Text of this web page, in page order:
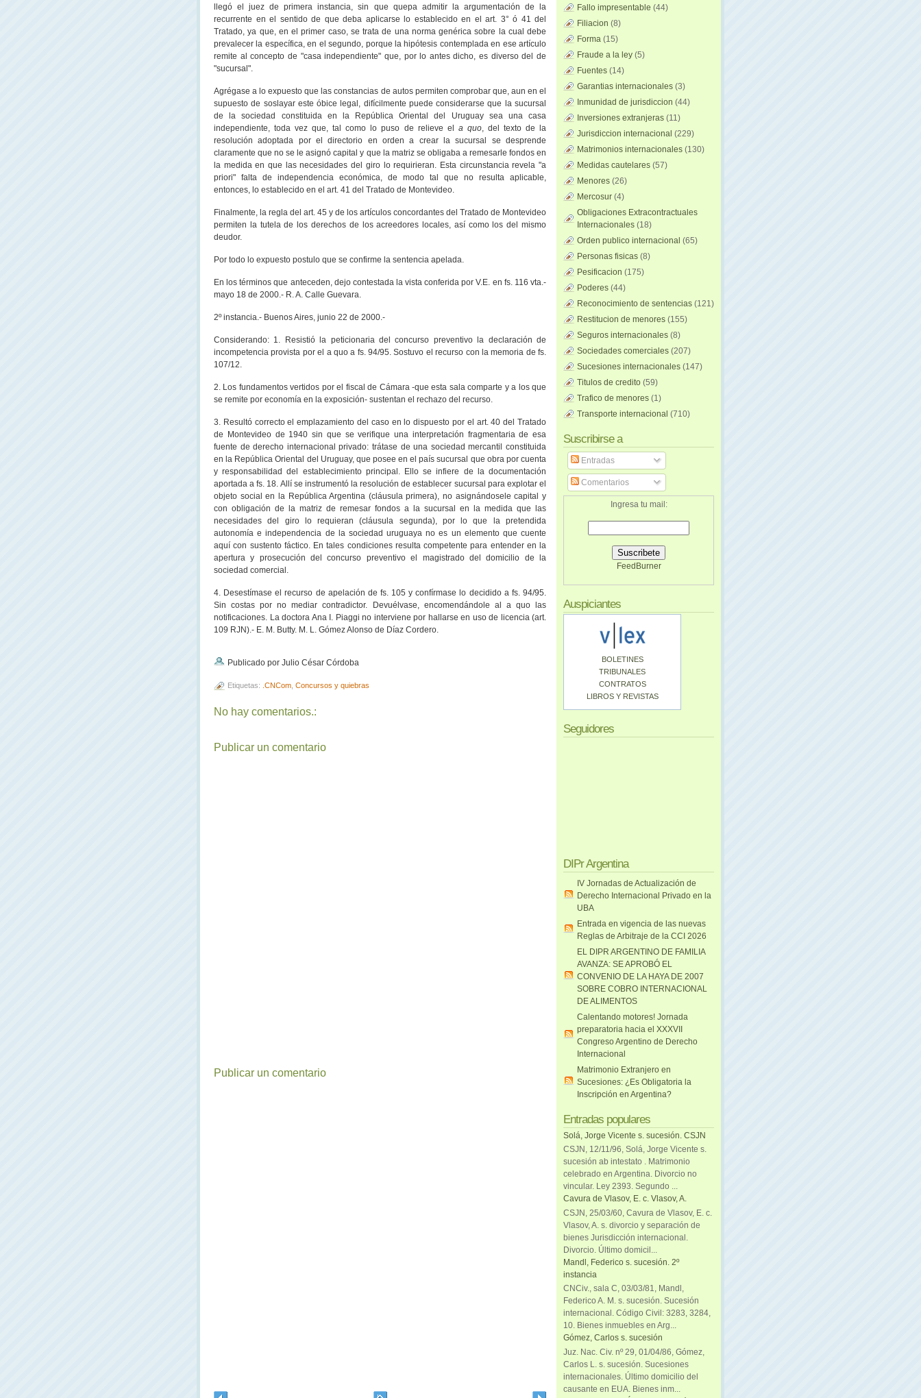
llegó el juez de primera instancia, sin que quepa admitir la argumentación de la
recurrente en el sentido de que deba aplicarse lo establecido en el art. 3° ó 41 del
Tratado, ya que, en el primer caso, se trata de una norma genérica sobre la cual debe
prevalecer la específica, en el segundo, porque la hipótesis contemplada en ese artículo
remite al concepto de "casa independiente" que, por lo antes dicho, es diverso del de
"sucursal".
Agrégase a lo expuesto que las constancias de autos permiten comprobar que, aun en el
supuesto de soslayar este óbice legal, difícilmente puede considerarse que la sucursal
de la sociedad constituida en
la República Oriental
del Uruguay sea una casa
independiente, toda vez que, tal como lo puso de relieve el a quo, del texto de la
resolución adoptada por el directorio en orden a crear la sucursal se desprende
claramente que no se le asignó capital y que la matriz se obligaba a remesarle fondos en
la medida en que las necesidades del giro lo requirieran. Esta circunstancia revela "a
priori" falta de independencia económica, de modo tal que no resulta aplicable,
entonces, lo establecido en el art. 41 del Tratado de Montevideo.
Finalmente, la regla del art. 45 y de los artículos concordantes del Tratado de Montevideo
permiten la tutela de los derechos de los acreedores locales, así como los del mismo
deudor.
Por todo lo expuesto postulo que se confirme la sentencia apelada.
En los términos que anteceden, dejo contestada la vista conferida por V.E. en fs. 116 vta.-
mayo 18 de 2000.- R. A. Calle Guevara.
2º instancia.- Buenos Aires, junio 22 de 2000.-
Considerando: 1. Resistió la peticionaria del concurso preventivo la declaración de
incompetencia provista por el a quo a fs. 94/95. Sostuvo el recurso con la memoria de fs.
107/12.
2. Los fundamentos vertidos por el fiscal de Cámara -que esta sala comparte y a los que
se remite por economía en la exposición- sustentan el rechazo del recurso.
3. Resultó correcto el emplazamiento del caso en lo dispuesto por el art. 40 del Tratado
de Montevideo de 1940 sin que se verifique una interpretación fragmentaria de esa
fuente de derecho internacional privado: trátase de una sociedad mercantil constituida
en la República Oriental del Uruguay, que posee en el país sucursal que obra por cuenta
y responsabilidad del establecimiento principal. Ello se infiere de la documentación
aportada a fs. 18. Allí se instrumentó la resolución de establecer sucursal para explotar el
objeto social en
la República Argentina (cláusula primera), no asignándosele capital y
con obligación de la matriz de remesar fondos a la sucursal en la medida que las
necesidades del giro lo requieran (cláusula segunda), por lo que la pretendida
autonomía e independencia de la sociedad uruguaya no es un elemento que cuente
aquí con sustento fáctico. En tales condiciones resulta competente para entender en la
apertura y prosecución del concurso preventivo el magistrado del domicilio de la
sociedad comercial.
4. Desestímase el recurso de apelación de fs. 105 y confírmase lo decidido a fs. 94/95.
Sin costas por no mediar contradictor. Devuélvase, encomendándole al a quo las
notificaciones. La doctora Ana I. Piaggi no interviene por hallarse en uso de licencia (art.
109 RJN).- E. M. Butty. M. L. Gómez Alonso de Díaz Cordero.
Publicado por Julio César Córdoba
Etiquetas: .CNCom Concursos y quiebras
No hay comentarios.:
Publicar un comentario
Publicar un comentario
Fallo impresentable (44)
Filiacion (8)
Forma (15)
Fraude a la ley (5)
Fuentes (14)
Garantias internacionales (3)
Inmunidad de jurisdiccion (44)
Inversiones extranjeras (11)
Jurisdiccion internacional (229)
Matrimonios internacionales (130)
Medidas cautelares (57)
Menores (26)
Mercosur (4)
Obligaciones Extracontractuales
Internacionales (18)
Orden publico internacional (65)
Personas fisicas (8)
Pesificacion (175)
Poderes (44)
Reconocimiento de sentencias (121)
Restitucion de menores (155)
Seguros internacionales (8)
Sociedades comerciales (207)
Sucesiones internacionales (147)
Titulos de credito (59)
Trafico de menores (1)
Transporte internacional (710)
Suscribirse a
Entradas
Comentarios
Ingresa tu mail:
FeedBurner
Auspiciantes
BOLETINES
TRIBUNALES
CONTRATOS
LIBROS Y REVISTAS
Seguidores
DIPr Argentina
IV Jornadas de Actualización de
Derecho Internacional Privado en la
UBA
Entrada en vigencia de las nuevas
Reglas de Arbitraje de la CCI 2026
EL DIPR ARGENTINO DE FAMILIA
AVANZA: SE APROBÓ EL
CONVENIO DE LA HAYA DE 2007
SOBRE COBRO INTERNACIONAL
DE ALIMENTOS
Calentando motores! Jornada
preparatoria hacia el XXXVII
Congreso Argentino de Derecho
Internacional
Matrimonio Extranjero en
Sucesiones: ¿Es Obligatoria la
Inscripción en Argentina?
Entradas populares
Solá, Jorge Vicente s. sucesión. CSJN
CSJN, 12/11/96, Solá, Jorge Vicente s.
sucesión ab intestato . Matrimonio
celebrado en Argentina. Divorcio no
vincular. Ley 2393. Segundo ...
Cavura de Vlasov, E. c. Vlasov, A.
CSJN, 25/03/60, Cavura de Vlasov, E. c.
Vlasov, A. s. divorcio y separación de
bienes Jurisdicción internacional.
Divorcio. Último domicil...
Mandl, Federico s. sucesión. 2º
instancia
CNCiv., sala C, 03/03/81, Mandl,
Federico A. M. s. sucesión. Sucesión
internacional. Código Civil: 3283, 3284,
10. Bienes inmuebles en Arg...
Gómez, Carlos s. sucesión
Juz. Nac. Civ. nº 29, 01/04/86, Gómez,
Carlos L. s. sucesión. Sucesiones
internacionales. Último domicilio del
causante en EUA. Bienes inm...